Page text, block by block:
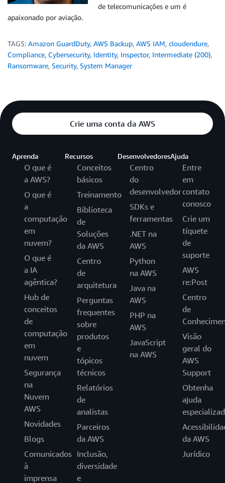
de telecomunicações e um é
apaixonado por aviação.
TAGS: Amazon GuardDuty, AWS Backup, AWS IAM, cloudendure,
Compliance, Cybersecurity, Identity, Inspector, Intermediate (200),
Ransomware, Security, System Manager
Crie uma conta da AWS
Aprenda
O que é
a AWS?
O que é
a
computação
em
nuvem?
O que é
a IA
agêntica?
Hub de
conceitos
de
computação
em
nuvem
Segurança
na
Nuvem
AWS
Novidades
Blogs
Comunicados
à
imprensa
Recursos
Conceitos
básicos
Treinamento
Biblioteca
de
Soluções
da AWS
Centro
de
arquitetura
Perguntas
frequentes
sobre
produtos
e
tópicos
técnicos
Relatórios
de
analistas
Parceiros
da AWS
Inclusão,
diversidade
e
Desenvolvedores
Centro
do
desenvolvedor
SDKs e
ferramentas
.NET na
AWS
Python
na AWS
Java na
AWS
PHP na
AWS
JavaScript
na AWS
Ajuda
Entre
em
contato
conosco
Crie um
tíquete
de
suporte
AWS
re:Post
Centro
de
Visão
geral do
AWS
Support
Obtenha
ajuda
da AWS
Jurídico